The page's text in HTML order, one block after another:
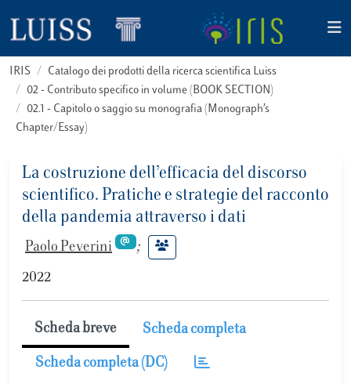
IRIS
Catalogo dei prodotti della ricerca scientifica Luiss
02 - Contributo specifico in volume (BOOK SECTION)
02.1 - Capitolo o saggio su monografia (Monograph’s
Chapter/Essay)
La costruzione dell’efficacia del discorso
scientifico. Pratiche e strategie del racconto
della pandemia attraverso i dati
Paolo Peverini ;
2022
Scheda breve Scheda completa
Scheda completa (DC)